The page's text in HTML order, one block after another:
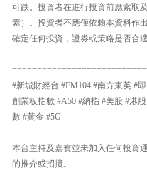
可跌。投資者在進行投資前應索取
素）。投資者不應僅依賴本資料作
確定任何投資，證券或策略是否合
#新城財經台 #FM104 #南方東英 #
創業板指數 #A50 #納指 #美股 #港
數 #黃金 #5G
本台主持及嘉賓並未加入任何投資
的推介或招攬。